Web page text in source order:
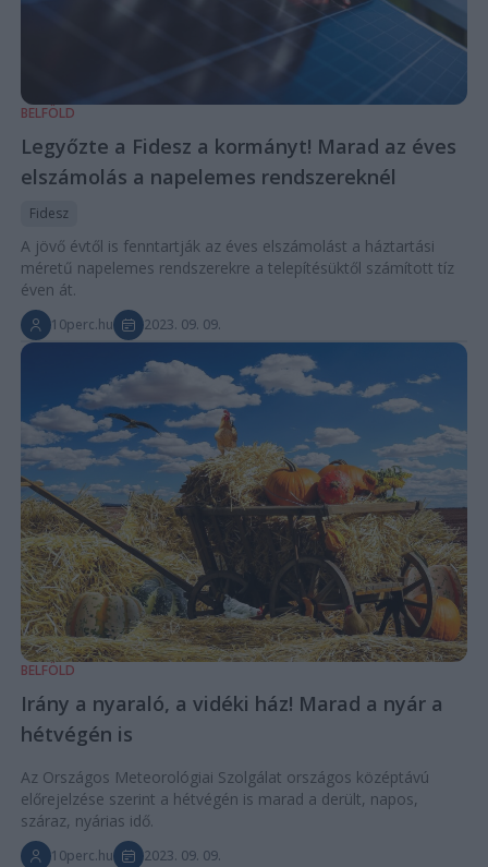
BELFÖLD
Legyőzte a Fidesz a kormányt! Marad az éves
elszámolás a napelemes rendszereknél
Fidesz
A jövő évtől is fenntartják az éves elszámolást a háztartási
méretű napelemes rendszerekre a telepítésüktől számított tíz
éven át.
10perc.hu 2023. 09. 09.
BELFÖLD
Irány a nyaraló, a vidéki ház! Marad a nyár a
hétvégén is
Az Országos Meteorológiai Szolgálat országos középtávú
előrejelzése szerint a hétvégén is marad a derült, napos,
száraz, nyárias idő.
10perc.hu 2023. 09. 09.